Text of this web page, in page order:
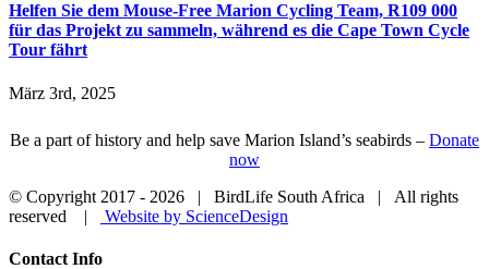
Helfen Sie dem Mouse-Free Marion Cycling Team, R109 000
für das Projekt zu sammeln, während es die Cape Town Cycle
Tour fährt
März 3rd, 2025
Be a part of history and help save Marion Island’s seabirds – Donate
now
© Copyright 2017 - 2026 | BirdLife South Africa | All rights
reserved |
Website by ScienceDesign
Close
Contact Info